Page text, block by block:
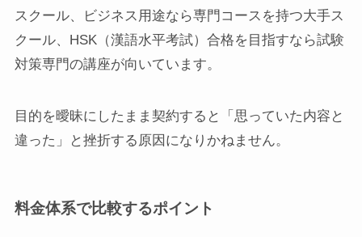
スクール、ビジネス用途なら専門コースを持つ大手ス
クール、HSK（漢語水平考試）合格を目指すなら試験
対策専門の講座が向いています。
目的を曖昧にしたまま契約すると「思っていた内容と
違った」と挫折する原因になりかねません。
料金体系で比較するポイント